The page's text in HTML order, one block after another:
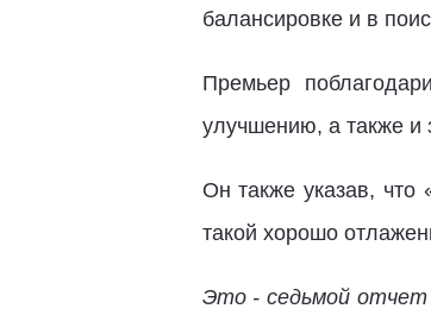
балансировке и в
Премьер
улучшению, а также и
Он также указав, что
такой хорошо
Это - седьмой отчет